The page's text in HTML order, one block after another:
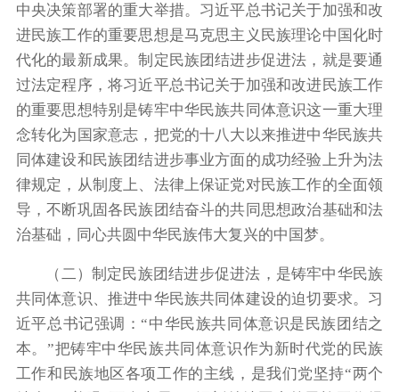
中央决策部署的重大举措。习近平总书记关于加强和改
进民族工作的重要思想是马克思主义民族理论中国化时
代化的最新成果。制定民族团结进步促进法，就是要通
过法定程序，将习近平总书记关于加强和改进民族工作
的重要思想特别是铸牢中华民族共同体意识这一重大理
念转化为国家意志，把党的十八大以来推进中华民族共
同体建设和民族团结进步事业方面的成功经验上升为法
律规定，从制度上、法律上保证党对民族工作的全面领
导，不断巩固各民族团结奋斗的共同思想政治基础和法
治基础，同心共圆中华民族伟大复兴的中国梦。
（二）制定民族团结进步促进法，是铸牢中华民族
共同体意识、推进中华民族共同体建设的迫切要求。习
近平总书记强调：“中华民族共同体意识是民族团结之
本。”把铸牢中华民族共同体意识作为新时代党的民族
工作和民族地区各项工作的主线，是我们党坚持“两个